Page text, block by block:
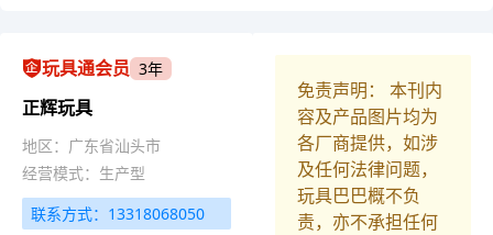
玩具通会员 3年
正辉玩具
地区：广东省汕头市
经营模式：生产型
联系方式：13318068050
免责声明： 本刊内
容及产品图片均为
各厂商提供，如涉
及任何法律问题，
玩具巴巴概不负
责，亦不承担任何